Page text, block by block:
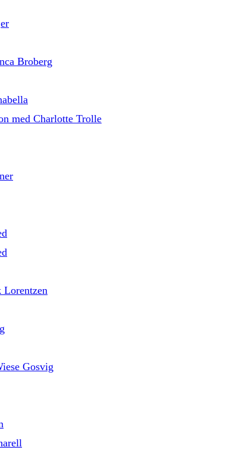
Broberg
med Charlotte Trolle
Lorentzen
Gosvig